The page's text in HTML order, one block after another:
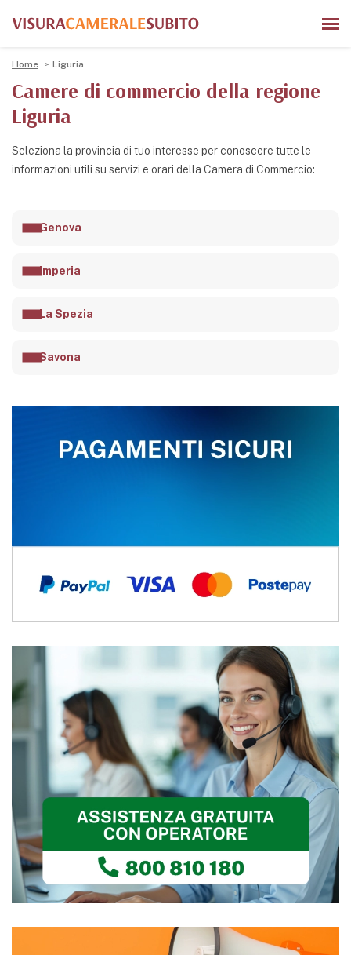
Home Liguria
Camere di commercio della regione
Liguria
Seleziona la provincia di tuo interesse per conoscere tutte le
informazioni utili su servizi e orari della Camera di Commercio:
Genova
Imperia
La Spezia
Savona